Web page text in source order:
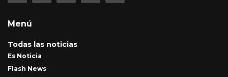
Menú
Todas las noticias
Es Noticia
Flash News